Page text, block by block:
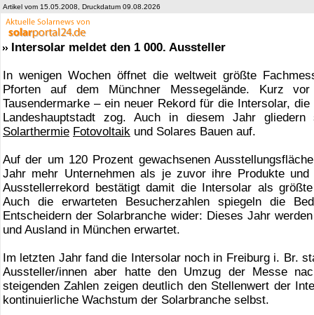
Artikel vom 15.05.2008, Druckdatum 09.08.2026
Intersolar meldet den 1 000. Aussteller
In wenigen Wochen öffnet die weltweit größte
Pforten auf dem Münchner Messegelände. Kurz
Tausendermarke – ein neuer Rekord für die Intersolar,
Landeshauptstadt zog. Auch in diesem Jahr
Solarthermie Fotovoltaik und Solares Bauen auf.
Auf der um 120 Prozent gewachsenen
Jahr mehr Unternehmen als je zuvor ihre Produkte
Ausstellerrekord bestätigt damit die Intersolar als
Auch die erwarteten Besucherzahlen spiegeln die
Entscheidern der Solarbranche wider: Dieses Jahr
und Ausland in München erwartet.
Im letzten Jahr fand die Intersolar noch in Freiburg i. Br.
Aussteller/innen aber hatte den Umzug der Messe
steigenden Zahlen zeigen deutlich den Stellenwert der
kontinuierliche Wachstum der Solarbranche selbst.